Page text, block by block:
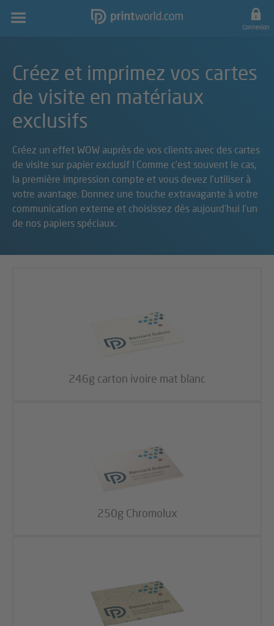
Navigation
principale Connexion
Créez et imprimez vos cartes
de visite en matériaux
exclusifs
Créez un effet WOW auprès de vos clients avec des cartes
de visite sur papier exclusif ! Comme c'est souvent le cas,
la première impression compte et vous devez l'utiliser à
votre avantage. Donnez une touche extravagante à votre
communication externe et choisissez dès aujourd'hui l'un
de nos papiers spéciaux.
246g carton ivoire mat blanc
250g Chromolux